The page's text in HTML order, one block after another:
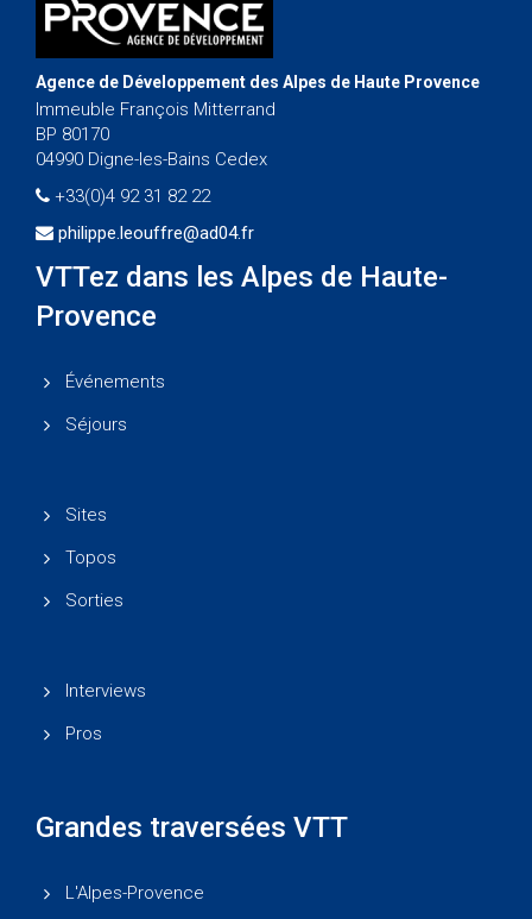
Agence de Développement des Alpes de Haute Provence
Immeuble François Mitterrand
BP 80170
04990 Digne-les-Bains Cedex
+33(0)4 92 31 82 22
philippe.leouffre@ad04.fr
VTTez dans les Alpes de Haute-
Provence
Événements
Séjours
Sites
Topos
Sorties
Interviews
Pros
Grandes traversées VTT
L'Alpes-Provence